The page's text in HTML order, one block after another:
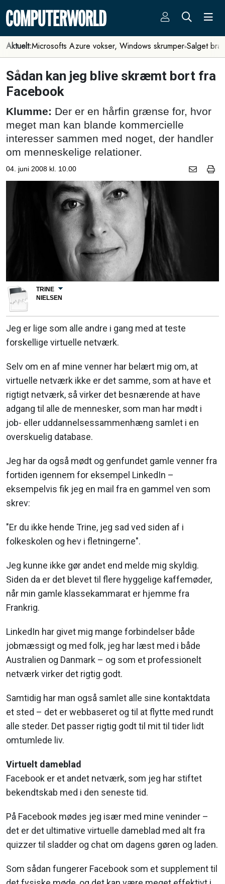
Aktuelt:Microsofts Azure vokser, Windows skrumper Salget
Sådan kan jeg blive skræmt bort fra
Facebook
Klumme: Der er en hårfin grænse for, hvor
meget man kan blande kommercielle
interesser sammen med noget, der handler
om menneskelige relationer.
04. juni 2008 kl. 10.00
TRINE
NIELSEN
Jeg er lige som alle andre i gang med at teste
forskellige virtuelle netværk.
Selv om en af mine venner har belært mig om, at
virtuelle netværk ikke er det samme, som at have et
rigtigt netværk, så virker det besnærende at have
adgang til alle de mennesker, som man har mødt i
job- eller uddannelsessammenhæng samlet i en
overskuelig database.
Jeg har da også mødt og genfundet gamle venner fra
fortiden igennem for eksempel LinkedIn –
eksempelvis fik jeg en mail fra en gammel ven som
skrev:
"Er du ikke hende Trine, jeg sad ved siden af i
folkeskolen og hev i fletningerne".
Jeg kunne ikke gør andet end melde mig skyldig.
Siden da er det blevet til flere hyggelige kaffemøder,
når min gamle klassekammarat er hjemme fra
Frankrig.
LinkedIn har givet mig mange forbindelser både
jobmæssigt og med folk, jeg har læst med i både
Australien og Danmark – og som et professionelt
netværk virker det rigtig godt.
Samtidig har man også samlet alle sine kontaktdata
et sted – det er webbaseret og til at flytte med rundt
alle steder. Det passer rigtig godt til mit til tider lidt
omtumlede liv.
Virtuelt dameblad
Facebook er et andet netværk, som jeg har stiftet
bekendtskab med i den seneste tid.
På Facebook mødes jeg især med mine veninder –
det er det ultimative virtuelle dameblad med alt fra
quizzer til sladder og chat om dagens gøren og laden.
Som sådan fungerer Facebook som et supplement til